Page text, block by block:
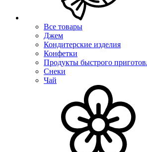
Все товары
Джем
Кондитерские изделия
Конфетки
Продукты быстрого
Снеки
Чай